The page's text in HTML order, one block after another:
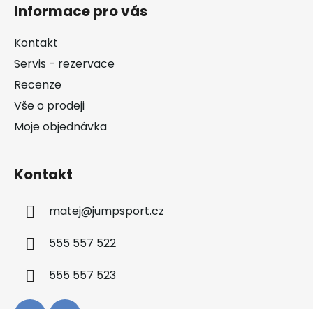
Informace pro vás
Kontakt
Servis - rezervace
Recenze
Vše o prodeji
Moje objednávka
Kontakt
matej@jumpsport.cz
555 557 522
555 557 523